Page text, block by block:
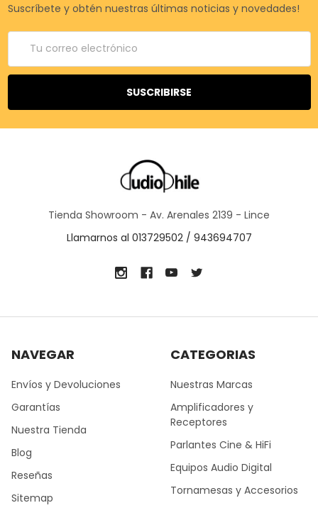
Suscríbete y obtén nuestras últimas noticias y novedades!
Correo
electrónico
Tienda Showroom - Av. Arenales 2139 - Lince
Llamarnos al 013729502 / 943694707
NAVEGAR
Envíos y Devoluciones
Garantías
Nuestra Tienda
Blog
Reseñas
Sitemap
CATEGORIAS
Nuestras Marcas
Amplificadores y
Receptores
Parlantes Cine & HiFi
Equipos Audio Digital
Tornamesas y Accesorios